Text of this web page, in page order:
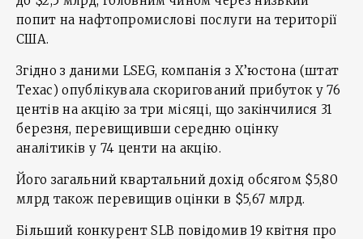
попит на нафтопромислові послуги на території
США.
Згідно з даними LSEG, компанія з Х’юстона (штат
Техас) опублікувала скоригований прибуток у 76
центів на акцію за три місяці, що закінчилися 31
березня, перевищивши середню оцінку
аналітиків у 74 центи на акцію.
Його загальний квартальний дохід обсягом $5,80
млрд також перевищив оцінки в $5,67 млрд.
Більший конкурент SLB повідомив 19 квітня про